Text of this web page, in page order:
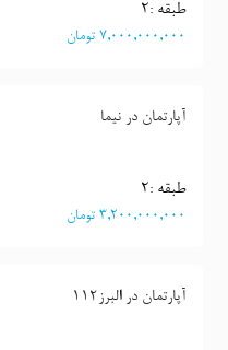
طبقه :٢
٧,٠٠٠,٠٠٠,٠٠٠ تومان
آپارتمان در نیما
طبقه :٢
٣,٢٠٠,٠٠٠,٠٠٠ تومان
آپارتمان در البرز112